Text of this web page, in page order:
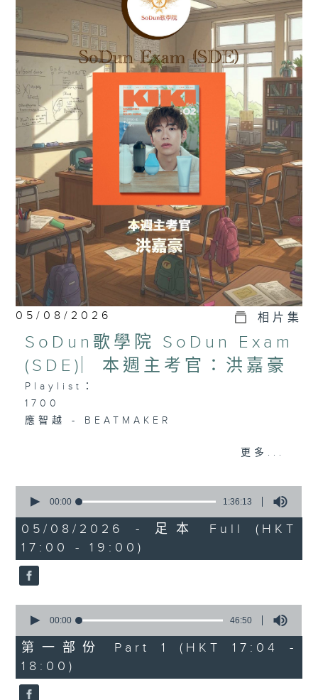
05/08/2026 相片集
SoDun歌學院 SoDun Exam
(SDE)︳本週主考官：洪嘉豪
Playlist：
1700
應智越 - BEATMAKER
Kacey 陳凱琪 - 完全真空
Jocelyn 陳明憙 - if sunday never
comes
Mori 森映霖 - 音樂停止前
.
容祖兒 - 等等等等
Dear Jane - 廢活量
Kendy Suen - 就在出口轉右へ
SOPHY 王嘉儀 - 三張幾
Ian 陳卓賢 - 遲眠劑
.
更多...
seconds
1
hour,
36
minutes,
13
seconds
00:00 1:36:13
05/08/2026 - 足本 Full (HKT
17:00 - 19:00)
seconds
46
minutes,
50
seconds
00:00 46:50
第一部份 Part 1 (HKT 17:04 -
18:00)